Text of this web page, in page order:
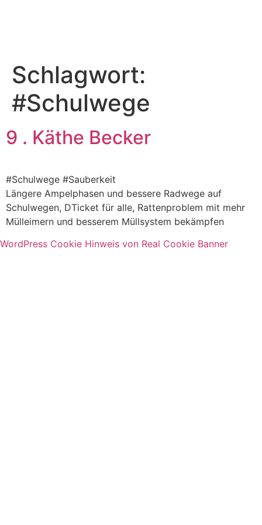
Schlagwort:
#Schulwege
9 . Käthe Becker
#Schulwege #Sauberkeit
Längere Ampelphasen und bessere Radwege auf
Schulwegen, DTicket für alle, Rattenproblem mit mehr
Mülleimern und besserem Müllsystem bekämpfen
WordPress Cookie Hinweis von Real Cookie Banner